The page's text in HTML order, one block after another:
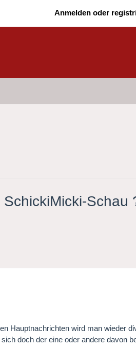
Anmelden oder
Schau
Hauptnachrichten wird man wieder
doch der eine oder andere davon